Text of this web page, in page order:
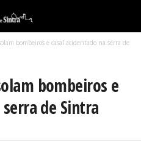
bombeiros e casal acidentado na serra de
bombeiros e
de Sintra